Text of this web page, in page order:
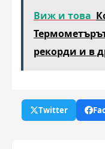
Виж и това
рекорди и в
Twitter